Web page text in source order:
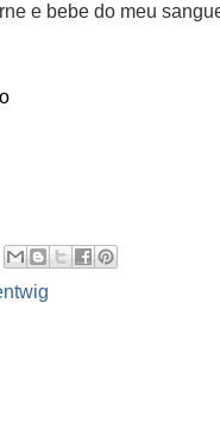
e bebe do meu